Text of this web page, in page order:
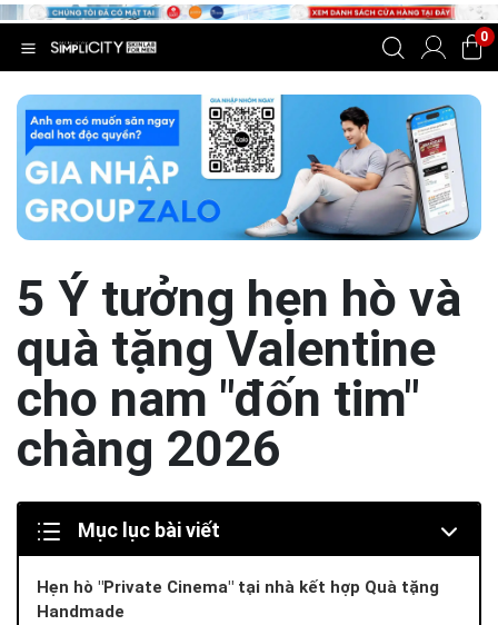
0
5 Ý tưởng hẹn hò và
quà tặng Valentine
cho nam "đốn tim"
chàng 2026
Mục lục bài viết
Hẹn hò "Private Cinema" tại nhà kết hợp Quà tặng
Handmade